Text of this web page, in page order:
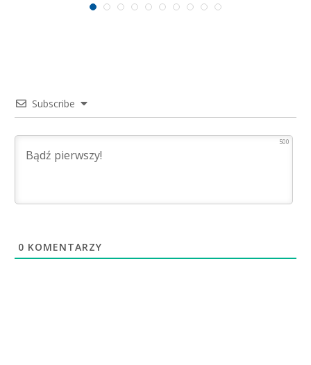
Subscribe
500
0 KOMENTARZY